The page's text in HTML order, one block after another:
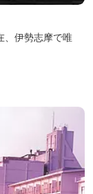
、伊勢志摩で唯